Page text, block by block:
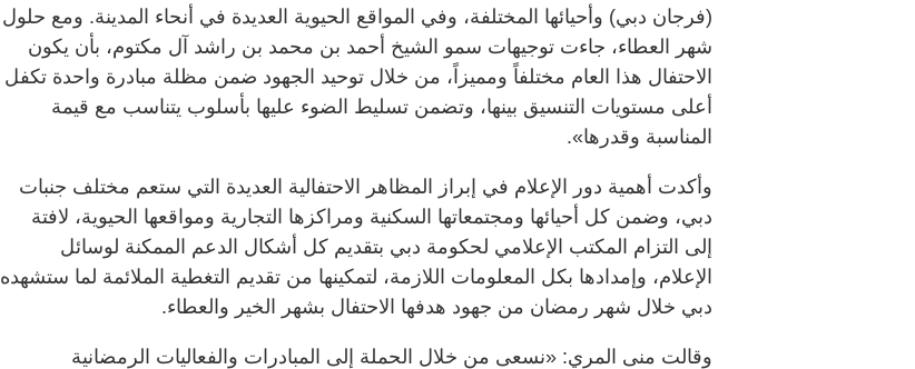
(فرجان دبي) وأحيائها المختلفة، وفي المواقع الحيوية العديدة في أنحاء المدينة. ومع حلول
شهر العطاء، جاءت توجيهات سمو الشيخ أحمد بن محمد بن راشد آل مكتوم، بأن يكون
الاحتفال هذا العام مختلفاً ومميزاً، من خلال توحيد الجهود ضمن مظلة مبادرة واحدة تكفل
أعلى مستويات التنسيق بينها، وتضمن تسليط الضوء عليها بأسلوب يتناسب مع قيمة
المناسبة وقدرها».
وأكدت أهمية دور الإعلام في إبراز المظاهر الاحتفالية العديدة التي ستعم مختلف جنبات
دبي، وضمن كل أحيائها ومجتمعاتها السكنية ومراكزها التجارية ومواقعها الحيوية، لافتة
إلى التزام المكتب الإعلامي لحكومة دبي بتقديم كل أشكال الدعم الممكنة لوسائل
الإعلام، وإمدادها بكل المعلومات اللازمة، لتمكينها من تقديم التغطية الملائمة لما ستشهده
دبي خلال شهر رمضان من جهود هدفها الاحتفال بشهر الخير والعطاء.
وقالت منى المري: «نسعى من خلال الحملة إلى المبادرات والفعاليات الرمضانية